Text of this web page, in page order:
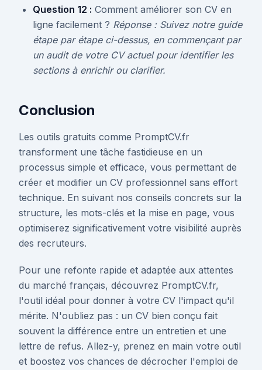
Question 12 : Comment améliorer son CV en
ligne facilement ? Réponse : Suivez notre guide
étape par étape ci-dessus, en commençant par
un audit de votre CV actuel pour identifier les
sections à enrichir ou clarifier.
Conclusion
Les outils gratuits comme PromptCV.fr
transforment une tâche fastidieuse en un
processus simple et efficace, vous permettant de
créer et modifier un CV professionnel sans effort
technique. En suivant nos conseils concrets sur la
structure, les mots-clés et la mise en page, vous
optimiserez significativement votre visibilité auprès
des recruteurs.
Pour une refonte rapide et adaptée aux attentes
du marché français, découvrez PromptCV.fr,
l'outil idéal pour donner à votre CV l'impact qu'il
mérite. N'oubliez pas : un CV bien conçu fait
souvent la différence entre un entretien et une
lettre de refus. Allez-y, prenez en main votre outil
et boostez vos chances de décrocher l'emploi de